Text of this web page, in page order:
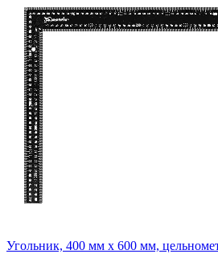
Угольник, 400 мм х 600 мм,